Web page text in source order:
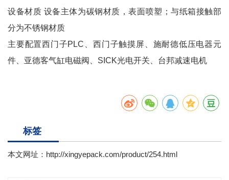
设备材质 设备主体为碳钢材质，表面喷塑；与纸箱接触部
分为不锈钢材质
主要配置西门子PLC、西门子触摸屏、施耐德低压电器元
件、亚德客气缸电磁阀、SICK光电开关、台邦减速电机
标签
本文网址： http://xingyepack.com/product/254.html